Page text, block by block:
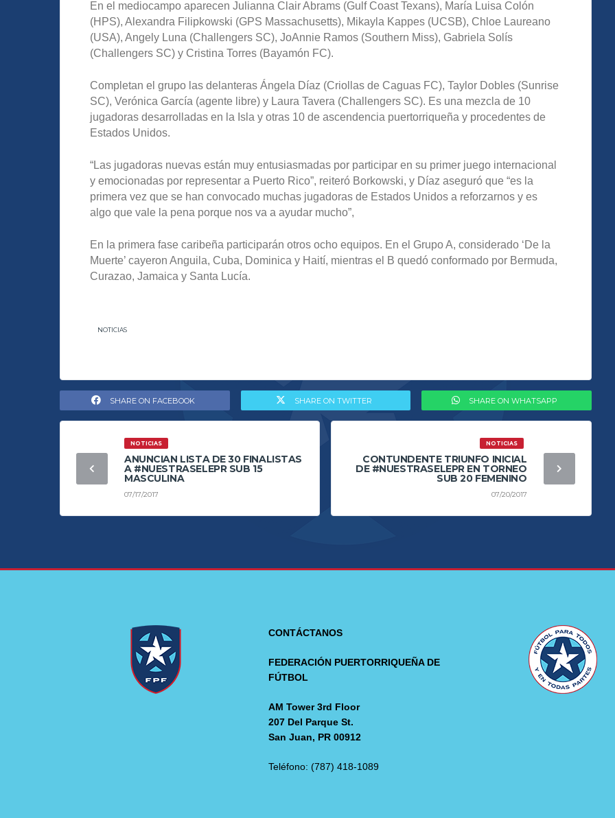
En el mediocampo aparecen Julianna Clair Abrams (Gulf Coast Texans), María Luisa Colón
(HPS), Alexandra Filipkowski (GPS Massachusetts), Mikayla Kappes (UCSB), Chloe Laureano
(USA), Angely Luna (Challengers SC), JoAnnie Ramos (Southern Miss), Gabriela Solís
(Challengers SC) y Cristina Torres (Bayamón FC).
Completan el grupo las delanteras Ángela Díaz (Criollas de Caguas FC), Taylor Dobles (Sunrise
SC), Verónica García (agente libre) y Laura Tavera (Challengers SC). Es una mezcla de 10
jugadoras desarrolladas en la Isla y otras 10 de ascendencia puertorriqueña y procedentes de
Estados Unidos.
“Las jugadoras nuevas están muy entusiasmadas por participar en su primer juego internacional
y emocionadas por representar a Puerto Rico”, reiteró Borkowski, y Díaz aseguró que “es la
primera vez que se han convocado muchas jugadoras de Estados Unidos a reforzarnos y es
algo que vale la pena porque nos va a ayudar mucho”,
En la primera fase caribeña participarán otros ocho equipos. En el Grupo A, considerado ‘De la
Muerte’ cayeron Anguila, Cuba, Dominica y Haití, mientras el B quedó conformado por Bermuda,
Curazao, Jamaica y Santa Lucía.
NOTICIAS
SHARE ON FACEBOOK SHARE ON TWITTER SHARE ON WHATSAPP
NOTICIAS
ANUNCIAN LISTA DE 30 FINALISTAS
A #NUESTRASELEPR SUB 15
MASCULINA
07/17/2017
NOTICIAS
CONTUNDENTE TRIUNFO INICIAL
DE #NUESTRASELEPR EN TORNEO
SUB 20 FEMENINO
07/20/2017
CONTÁCTANOS
FEDERACIÓN PUERTORRIQUEÑA DE
FÚTBOL
AM Tower 3rd Floor
207 Del Parque St.
San Juan, PR 00912
Teléfono: (787) 418-1089